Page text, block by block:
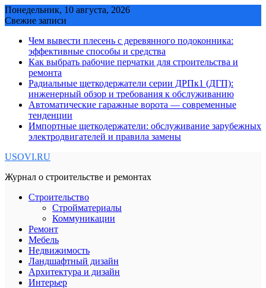
Skip
to
Понедельник, 10 августа, 2026
Свежие записи
Чем вывести плесень с деревянного подоконника:
эффективные способы и средства
Как выбрать рабочие перчатки для строительства и
ремонта
Радиальные щеткодержатели серии ДРПк1 (ДГП):
инженерный обзор и требования к обслуживанию
Автоматические гаражные ворота — современные
тенденции
Импортные щеткодержатели: обслуживание зарубежных
электродвигателей и правила замены
USOVI.RU
Журнал о строительстве и ремонтах
Строительство
Стройматериалы
Коммуникации
Ремонт
Мебель
Недвижимость
Ландшафтный дизайн
Архитектура и дизайн
Интерьер